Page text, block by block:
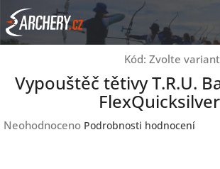
Přejít
na
obsah
Kód: Zvolte
Vypouštěč tětivy T.R.U.
FlexQuicksilver
Průměrné
Neohodnoceno Podrobnosti hodnocení